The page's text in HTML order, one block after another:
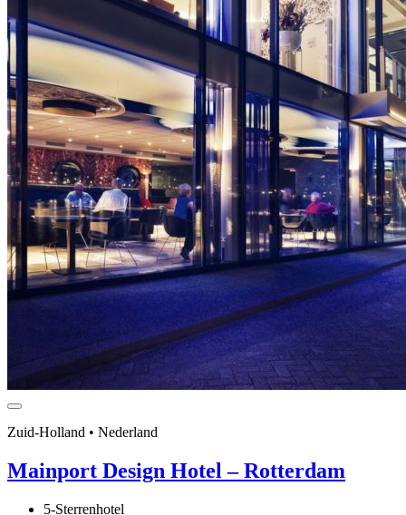
Zuid-Holland • Nederland
Mainport Design Hotel – Rotterdam
5-Sterrenhotel